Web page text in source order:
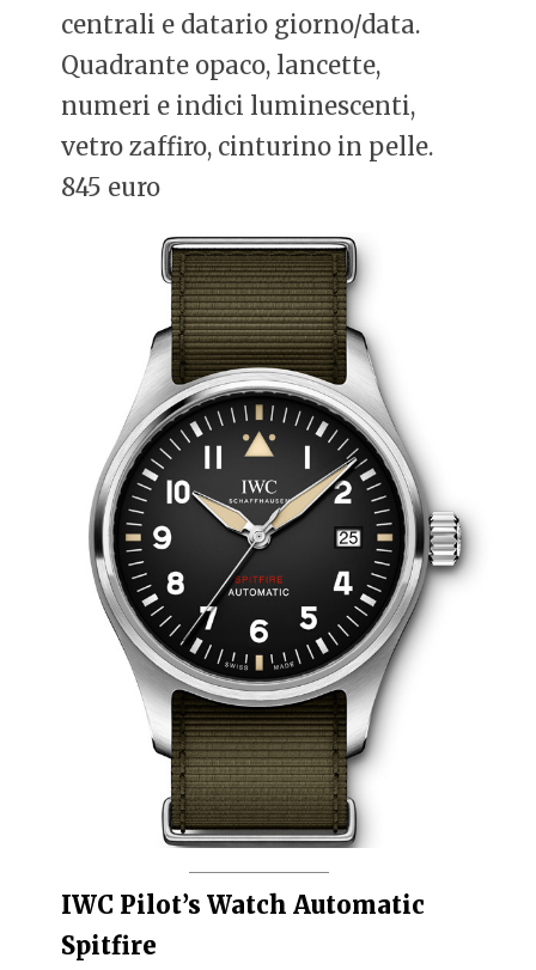
centrali e datario giorno/data.
Quadrante opaco, lancette,
numeri e indici luminescenti,
vetro zaffiro, cinturino in pelle.
845 euro
IWC Pilot’s Watch Automatic
Spitfire